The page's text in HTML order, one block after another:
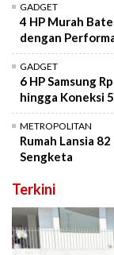
GADGET
4 HP Murah
dengan
GADGET
6 HP Samsung
hingga Koneksi
METROPOLITAN
Rumah Lansia
Sengketa
Terkini